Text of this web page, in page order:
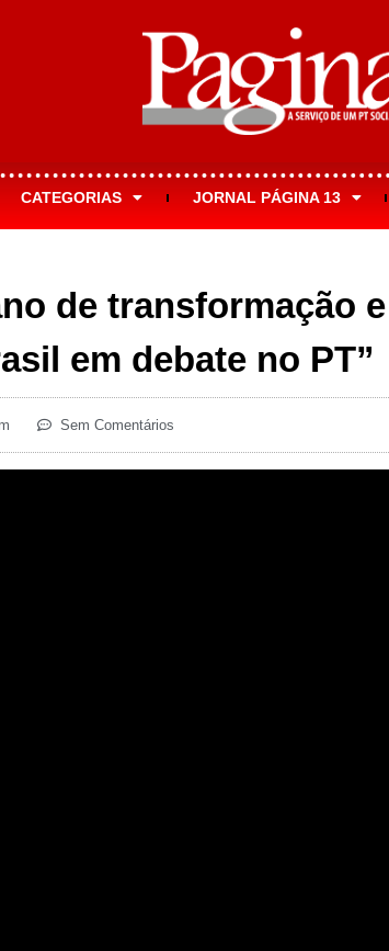
CATEGORIAS JORNAL PÁGINA 13
de transformação e
em debate no PT”
Sem Comentários